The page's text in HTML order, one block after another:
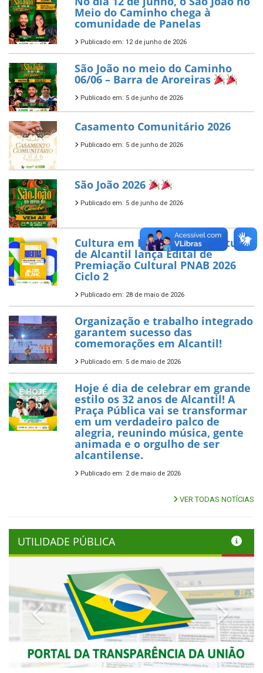
Meio do Caminho chega à
comunidade de Panelas
Publicado em: 12 de junho de 2026
São João no meio do Caminho
06/06 – Barra de Aroreiras
Publicado em: 5 de junho de 2026
Casamento Comunitário 2026
Publicado em: 5 de junho de 2026
São João 2026
Publicado em: 5 de junho de 2026
Cultura em Destaque: Prefeitura
de Alcantil lança Edital de
Premiação Cultural PNAB 2026
Ciclo 2
Publicado em: 28 de maio de 2026
Organização e trabalho integrado
garantem sucesso das
comemorações em Alcantil!
Publicado em: 5 de maio de 2026
Hoje é dia de celebrar em grande
estilo os 32 anos de Alcantil! A
Praça Pública vai se transformar
em um verdadeiro palco de
alegria, reunindo música, gente
animada e o orgulho de ser
alcantilense.
Publicado em: 2 de maio de 2026
VER TODAS NOTÍCIAS
UTILIDADE PÚBLICA
Previous Next